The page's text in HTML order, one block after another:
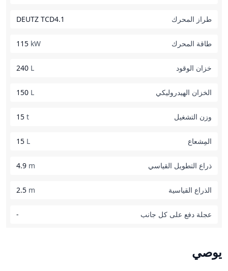
طراز المحرك DEUTZ TCD4.1
طاقة المحرك 115 kW
خزان الوقود 240 L
الخزان الهيدروليكي 150 L
وزن التشغيل 15 t
المِشعاع 15 L
ذراع التطويل القياسي 4.9 m
الذراع القياسية 2.5 m
عجلة دفع على كل جانب -
يوصي